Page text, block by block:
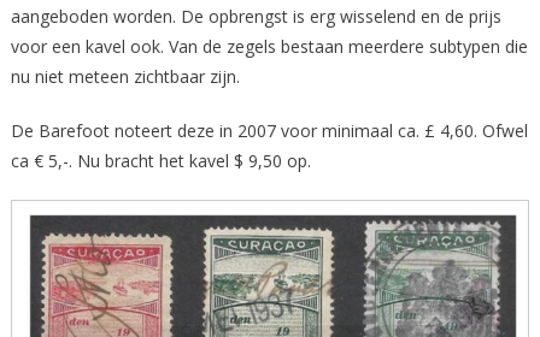
aangeboden worden. De opbrengst is erg wisselend en de prijs
voor een kavel ook. Van de zegels bestaan meerdere subtypen die
nu niet meteen zichtbaar zijn.
De Barefoot noteert deze in 2007 voor minimaal ca. £ 4,60. Ofwel
ca € 5,-. Nu bracht het kavel $ 9,50 op.